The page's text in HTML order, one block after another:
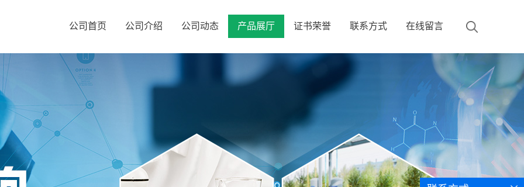
公司首页 公司介绍 公司动态 产品展厅 证书荣誉 联系方式 在线留言